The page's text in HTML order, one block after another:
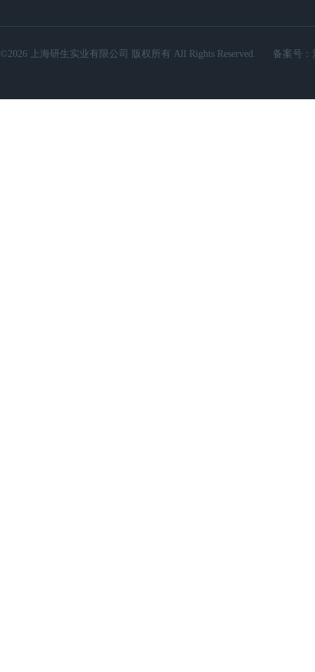
©2026 上海研生实业有限公司 版权所有 All Rights Reserved. 备案号：